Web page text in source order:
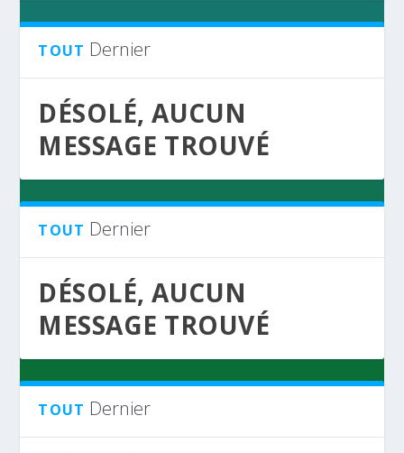
TOUT Dernier
DÉSOLÉ, AUCUN
MESSAGE TROUVÉ
TOUT Dernier
DÉSOLÉ, AUCUN
MESSAGE TROUVÉ
TOUT Dernier